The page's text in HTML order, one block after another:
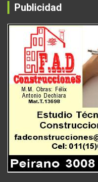
Publicidad